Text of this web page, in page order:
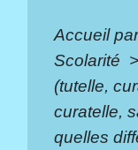
Accueil
Scolarité >
(tutelle,
curatelle,
quelles